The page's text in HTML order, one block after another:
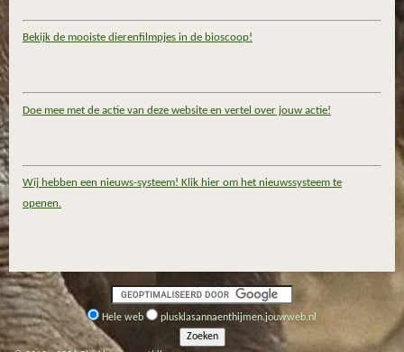
Bekijk de mooiste dierenfilmpjes in de bioscoop!
Doe mee met de actie van deze website en vertel over jouw actie!
Wij hebben een nieuws-systeem! Klik hier om het nieuwssysteem te
openen.
Hele web plusklasannaenthijmen.jouwweb.nl